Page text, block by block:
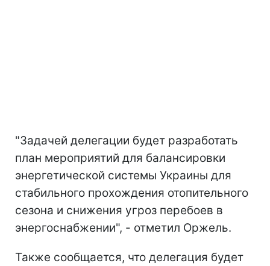
"Задачей делегации будет разработать
план мероприятий для балансировки
энергетической системы Украины для
стабильного прохождения отопительного
сезона и снижения угроз перебоев в
энергоснабжении", - отметил Оржель.
Также сообщается, что делегация будет